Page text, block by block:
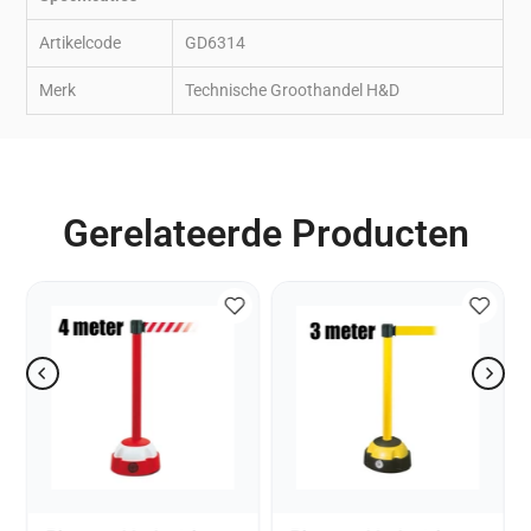
Artikelcode GD6314
Merk Technische Groothandel H&D
Gerelateerde Producten